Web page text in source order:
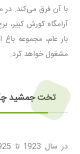
با آن فرق می‌کند. در
آرامگاه کورش کبیر،
بار عام، مجموعه باغ
مشغول خواهد کرد.
تخت جمشید